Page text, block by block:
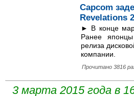
Capcom
Revelations 2
► В конце
Ранее
релиза
компании.
Прочитано 3816
3 марта 2015 года в